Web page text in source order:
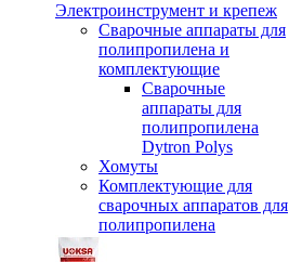
Электроинструмент и крепеж
Сварочные аппараты для
полипропилена и
комплектующие
Сварочные
аппараты для
полипропилена
Dytron Polys
Хомуты
Комплектующие для
сварочных аппаратов для
полипропилена